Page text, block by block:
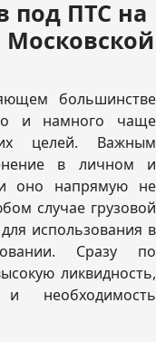
под ПТС на
Московской
большинстве
и намного чаще
целей. Важным
в личном и
оно напрямую не
случае грузовой
использования в
Сразу по
ликвидность,
необходимость